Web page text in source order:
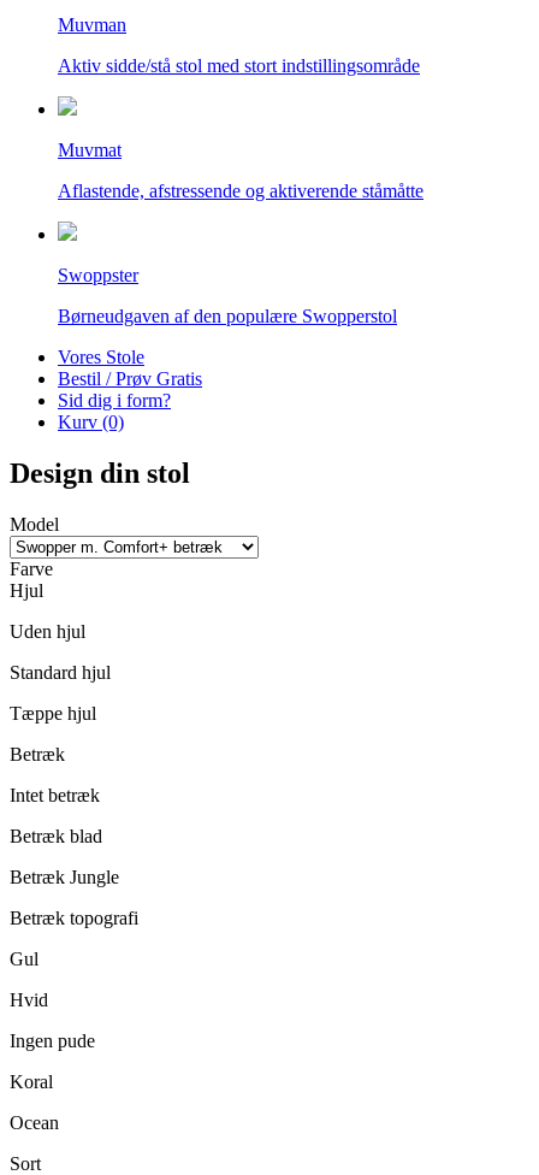
Muvman
Aktiv sidde/stå stol med stort indstillingsområde
Muvmat
Aflastende, afstressende og aktiverende ståmåtte
Swoppster
Børneudgaven af den populære Swopperstol
Vores Stole
Bestil / Prøv Gratis
Sid dig i form?
Kurv (0)
Design din stol
Model
Farve
Hjul
Uden hjul
Standard hjul
Tæppe hjul
Betræk
Intet betræk
Betræk blad
Betræk Jungle
Betræk topografi
Gul
Hvid
Ingen pude
Koral
Ocean
Sort